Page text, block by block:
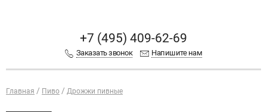
+7 (495) 409-62-69
Заказать звонок Напишите нам
Главная Пиво Дрожжи пивные